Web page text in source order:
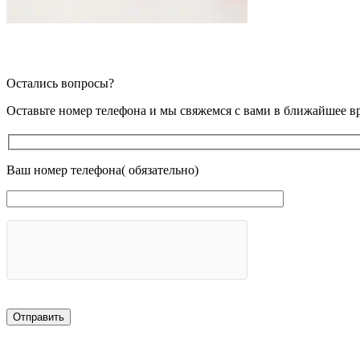
Остались вопросы?
Оставьте номер телефона и мы свяжемся с вами в ближайшее
Ваш номер телефона( обязательно)